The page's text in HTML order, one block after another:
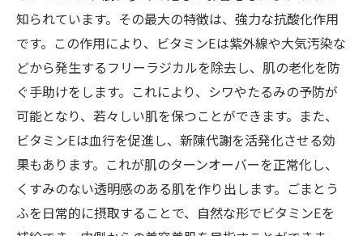
知られています。その最大の特徴は、強力な抗酸化作用
です。この作用により、ビタミンEは紫外線や大気汚染な
どから発生するフリーラジカルを除去し、肌の老化を防
ぐ手助けをします。これにより、シワやたるみの予防が
可能となり、若々しい肌を保つことができます。また、
ビタミンEは血行を促進し、新陳代謝を活発化させる効
果もあります。これが肌のターンオーバーを正常化し、
くすみのない透明感のある肌を作り出します。ごまとう
ふを日常的に摂取することで、自然な形でビタミンEを